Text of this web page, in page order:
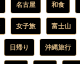
名古屋 和食
女子旅 富士山
日帰り 沖縄旅行